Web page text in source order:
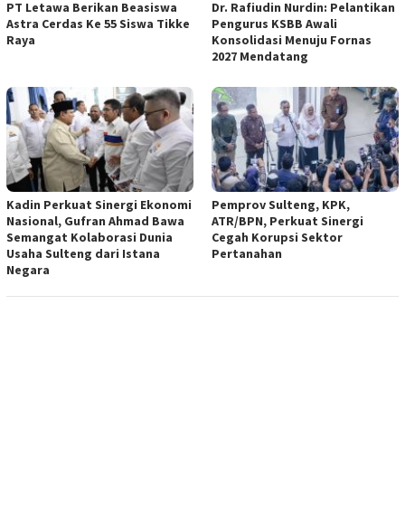
PT Letawa Berikan Beasiswa
Astra Cerdas Ke 55 Siswa Tikke
Raya
Dr. Rafiudin Nurdin: Pelantikan
Pengurus KSBB Awali
Konsolidasi Menuju Fornas
2027 Mendatang
Kadin Perkuat Sinergi Ekonomi
Nasional, Gufran Ahmad Bawa
Semangat Kolaborasi Dunia
Usaha Sulteng dari Istana
Negara
Pemprov Sulteng, KPK,
ATR/BPN, Perkuat Sinergi
Cegah Korupsi Sektor
Pertanahan